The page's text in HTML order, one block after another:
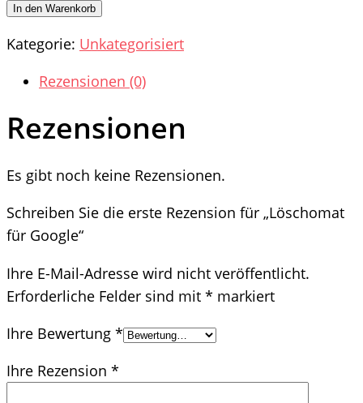
In den Warenkorb
Kategorie: Unkategorisiert
Rezensionen (0)
Rezensionen
Es gibt noch keine Rezensionen.
Schreiben Sie die erste Rezension für „Löschomat
für Google“
Ihre E-Mail-Adresse wird nicht veröffentlicht.
Erforderliche Felder sind mit * markiert
Ihre Bewertung *
Ihre Rezension *